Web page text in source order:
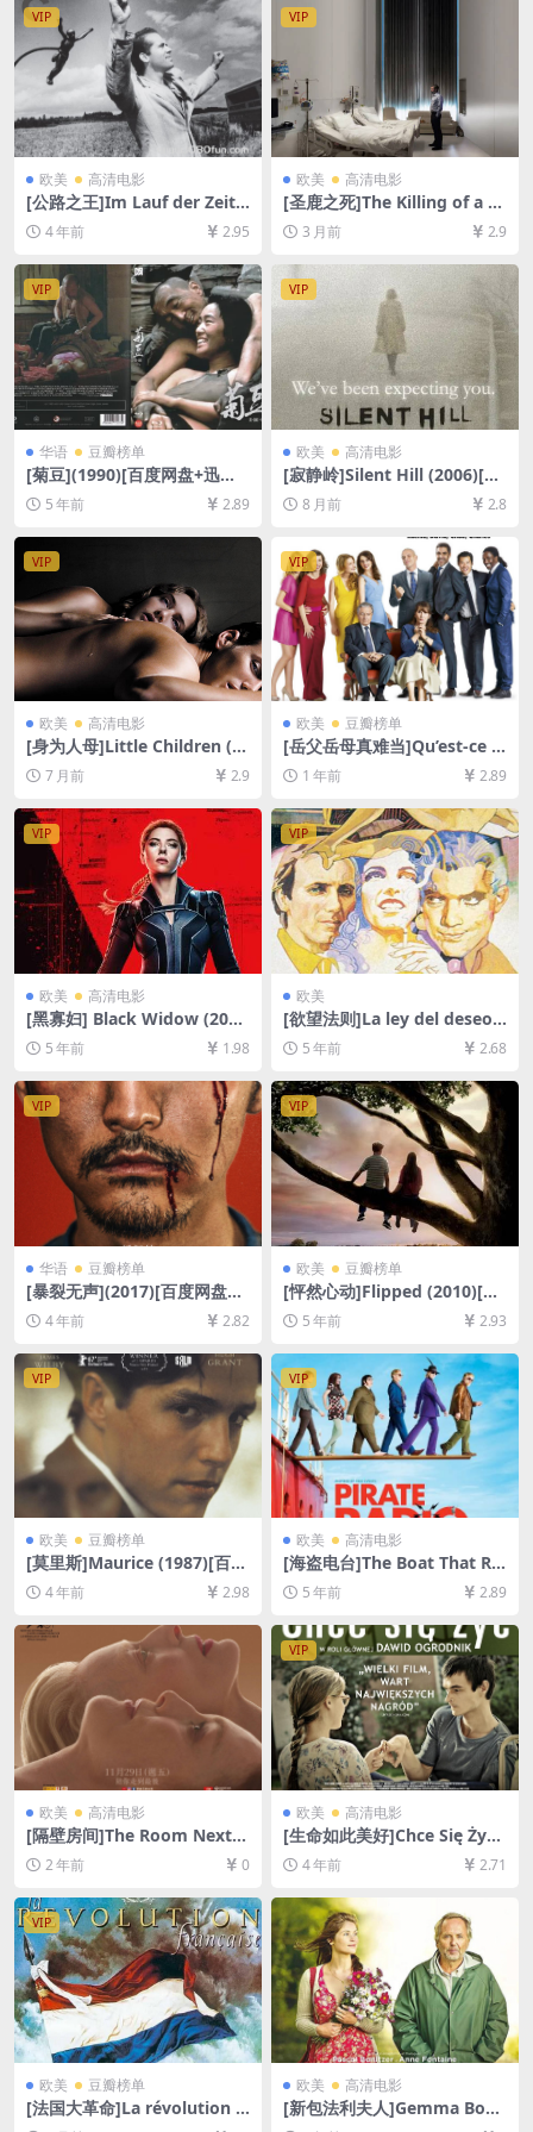
VIP
欧美 高清电影
[公路之王]Im Lauf der Zeit
(1976)[百度网盘+迅雷云盘资
源1080P超清未删减][MP4/11
GB][中文字幕]
4 年前 2.95
VIP
欧美 高清电影
[圣鹿之死]The Killing of a Sa
cred Deer (2017)[百度网盘
+夸克网盘1080P超清未删减
资源][网盘在线播放/下载][MP
4/7.9GB][中英字幕]
3 月前 2.9
VIP
华语 豆瓣榜单
[菊豆](1990)[百度网盘+迅雷
云盘资源1080P超清未删减]
[MP4/5.8GB][国语中字]
5 年前 2.89
VIP
欧美 高清电影
[寂静岭]Silent Hill (2006)[百
度网盘+夸克网盘1080P超清
未删减资源][网盘在线播放/下
8 月前 2.8
VIP
欧美 高清电影
[身为人母]Little Children (2
006)[百度网盘+夸克网盘1080
P超清未删减资源][网盘在线播
放/下载][MP4/8GB][中英字
幕]
7 月前 2.9
VIP
欧美 豆瓣榜单
[岳父岳母真难当]Qu’est-ce q
u’on a fait au Bon Dieu? (20
14)[百度网盘+夸克网盘1080P
超清未删减资源][网盘在线播
放/下载][MP4/6.3GB][中文字
幕]
1 年前 2.89
VIP
欧美 高清电影
[黑寡妇] Black Widow (202
1)[百度网盘+迅雷云盘资源10
80P超清][MP4/7.7GB][中英
字幕]
5 年前 1.98
VIP
欧美
[欲望法则]La ley del deseo
(1987)完整版[百度网盘+迅雷
云盘资源1080P超清未删减]
[MP4/6.0GB][中英字幕]
5 年前 2.68
VIP
华语 豆瓣榜单
[暴裂无声](2017)[百度网盘
+迅雷云盘资源1080P超清未
删减][MP4/7.5GB][中文字幕]
4 年前 2.82
VIP
欧美 豆瓣榜单
[怦然心动]Flipped (2010)[百
度网盘+迅雷云盘资源1080P
超清未删减][MP4/5.8GB][中
5 年前 2.93
VIP
欧美 豆瓣榜单
[莫里斯]Maurice (1987)[百度
网盘+迅雷云盘资源1080P超
清未删减][MP4/9GB][中文字
幕]
4 年前 2.98
VIP
欧美 高清电影
[海盗电台]The Boat That Ro
cked (2009)135min[百度网
盘+夸克网盘+迅雷云盘资源10
80P超清][MP4/7.7GB][中英
字幕]【视频文件+防和谐压缩
包（含解压密码）】
5 年前 2.89
欧美 高清电影
[隔壁房间]The Room Next D
oor (2024)[百度网盘+夸克网
盘1080P超清未删减资源][网
盘在线播放/下载][MP4/6.4G
B][中文字幕]
2 年前 0
VIP
欧美 高清电影
[生命如此美好]Chce Się Żyć
(2013)[百度网盘+迅雷云盘资
源1080P超清未删减][MP4/6.
9GB][中文字幕]
4 年前 2.71
VIP
欧美 豆瓣榜单
[法国大革命]La révolution fr
ançaise (1989)[百度网盘+夸
欧美 高清电影
[新包法利夫人]Gemma Bove
ry (2014)[百度网盘+夸克网盘